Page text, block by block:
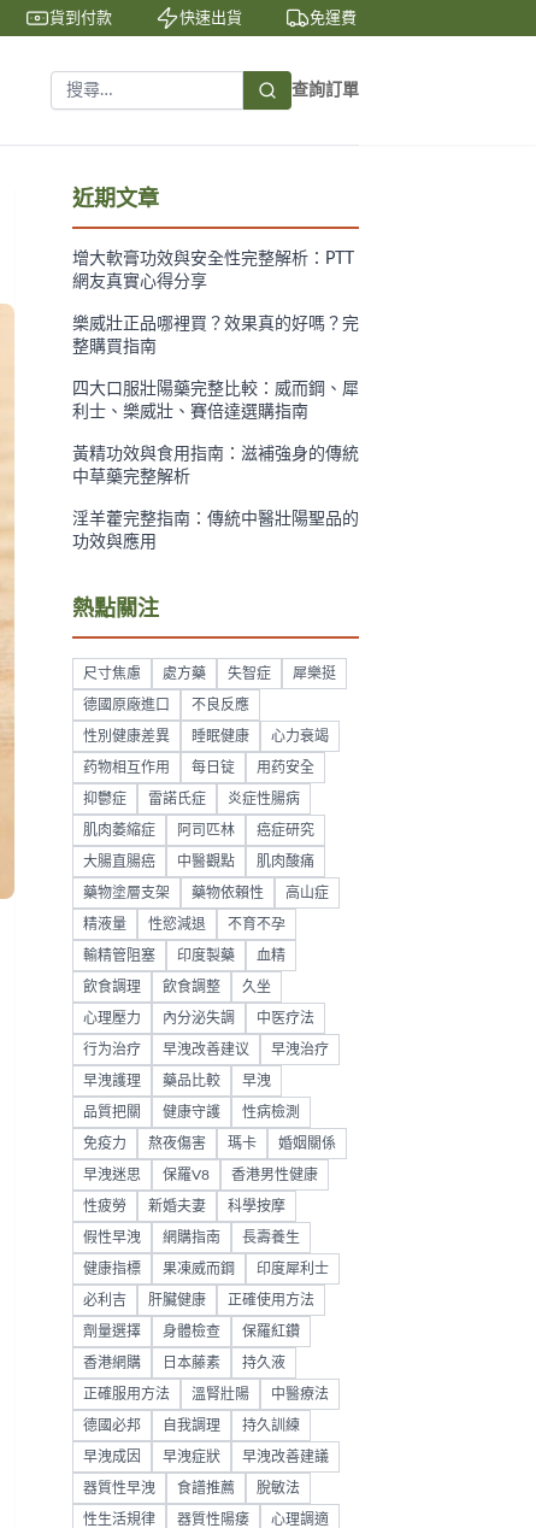
貨到付款 快速出貨 免運費
查詢訂單
近期文章
增大軟膏功效與安全性完整解析：PTT
網友真實心得分享
樂威壯正品哪裡買？效果真的好嗎？完
整購買指南
四大口服壯陽藥完整比較：威而鋼、犀
利士、樂威壯、賽倍達選購指南
黃精功效與食用指南：滋補強身的傳統
中草藥完整解析
淫羊藿完整指南：傳統中醫壯陽聖品的
功效與應用
熱點關注
尺寸焦慮 處方藥 失智症 犀樂挺
德國原廠進口 不良反應
性別健康差異 睡眠健康 心力衰竭
药物相互作用 每日锭 用药安全
抑鬱症 雷諾氏症 炎症性腸病
肌肉萎縮症 阿司匹林 癌症研究
大腸直腸癌 中醫觀點 肌肉酸痛
藥物塗層支架 藥物依賴性 高山症
精液量 性慾減退 不育不孕
輸精管阻塞 印度製藥 血精
飲食調理 飲食調整 久坐
心理壓力 內分泌失調 中医疗法
行为治疗 早洩改善建议 早洩治疗
早洩護理 藥品比較 早洩
品質把關 健康守護 性病檢測
免疫力 熬夜傷害 瑪卡 婚姻關係
早洩迷思 保羅V8 香港男性健康
性疲勞 新婚夫妻 科學按摩
假性早洩 網購指南 長壽養生
健康指標 果凍威而鋼 印度犀利士
必利吉 肝臟健康 正確使用方法
劑量選擇 身體檢查 保羅紅鑽
香港網購 日本藤素 持久液
正確服用方法 溫腎壯陽 中醫療法
德國必邦 自我調理 持久訓練
早洩成因 早洩症狀 早洩改善建議
器質性早洩 食譜推薦 脫敏法
性生活規律 器質性陽痿 心理調適